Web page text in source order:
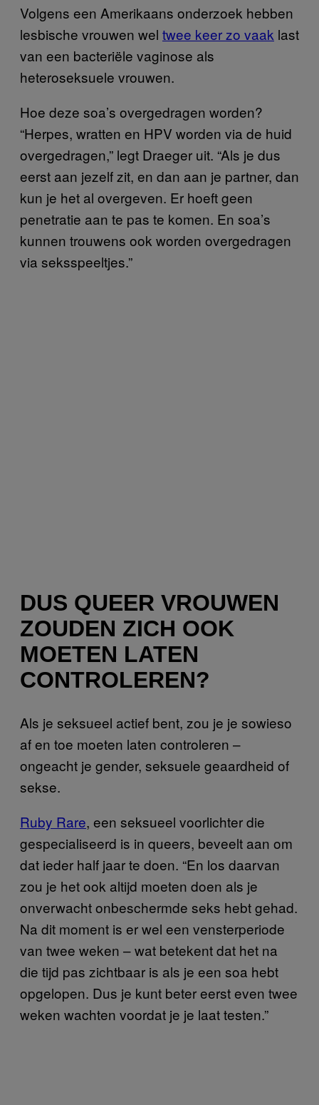
Volgens een Amerikaans onderzoek hebben
lesbische vrouwen wel twee keer zo vaak last
van een bacteriële vaginose als
heteroseksuele vrouwen.
Hoe deze soa’s overgedragen worden?
“Herpes, wratten en HPV worden via de huid
overgedragen,” legt Draeger uit. “Als je dus
eerst aan jezelf zit, en dan aan je partner, dan
kun je het al overgeven. Er hoeft geen
penetratie aan te pas te komen. En soa’s
kunnen trouwens ook worden overgedragen
via seksspeeltjes.”
DUS QUEER VROUWEN
ZOUDEN ZICH OOK
MOETEN LATEN
CONTROLEREN?
Als je seksueel actief bent, zou je je sowieso
af en toe moeten laten controleren –
ongeacht je gender, seksuele geaardheid of
sekse.
Ruby Rare, een seksueel voorlichter die
gespecialiseerd is in queers, beveelt aan om
dat ieder half jaar te doen. “En los daarvan
zou je het ook altijd moeten doen als je
onverwacht onbeschermde seks hebt gehad.
Na dit moment is er wel een vensterperiode
van twee weken – wat betekent dat het na
die tijd pas zichtbaar is als je een soa hebt
opgelopen. Dus je kunt beter eerst even twee
weken wachten voordat je je laat testen.”